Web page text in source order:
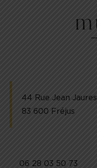
44 Rue Jean Jaures
83 600 Fréjus
06 28 03 50 73